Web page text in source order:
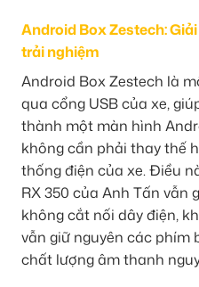
Android Box Zestech:
trải nghiệm
Android Box Zestech là
qua cổng USB của xe,
thành một màn hình
không cần phải thay thế
thống điện của xe. Điều
RX 350 của Anh Tấn vẫn
không cắt nối dây điện,
vẫn giữ nguyên các phím
chất lượng âm thanh